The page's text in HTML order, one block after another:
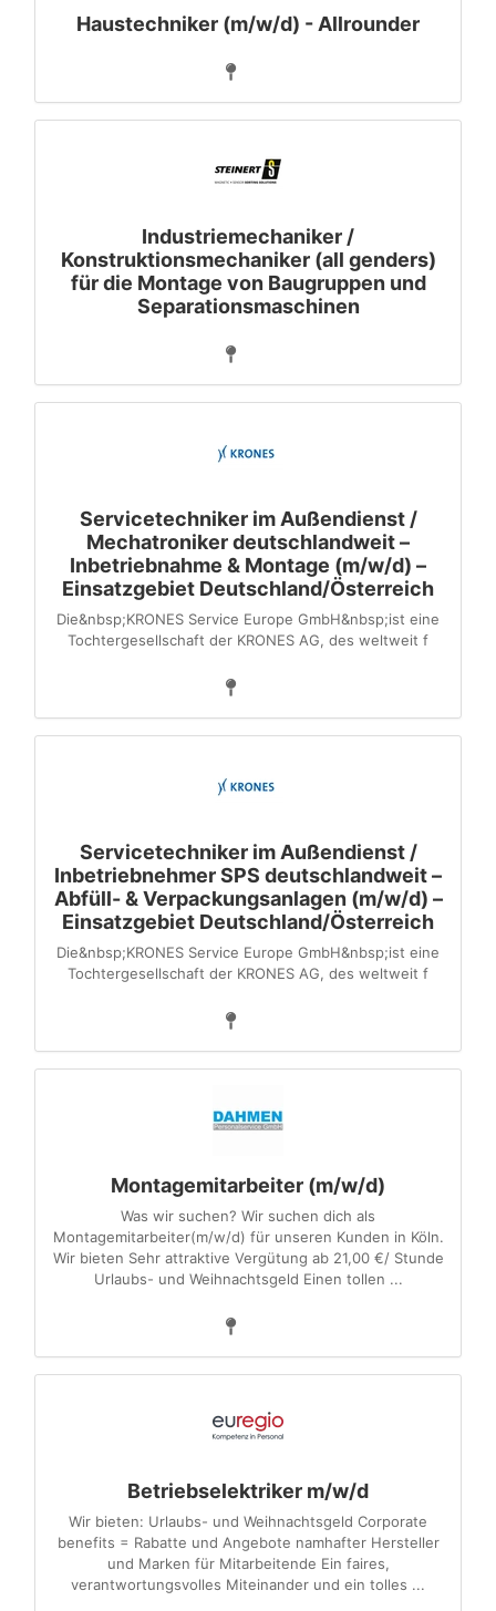
Haustechniker (m/w/d) - Allrounder
Industriemechaniker /
Konstruktionsmechaniker (all genders)
für die Montage von Baugruppen und
Separationsmaschinen
Servicetechniker im Außendienst /
Mechatroniker deutschlandweit –
Inbetriebnahme & Montage (m/w/d) –
Einsatzgebiet Deutschland/Österreich
Die&nbsp;KRONES Service Europe GmbH&nbsp;ist eine
Tochter­gesellschaft der KRONES AG, des weltweit f
Servicetechniker im Außendienst /
Inbetriebnehmer SPS deutschlandweit –
Abfüll- & Verpackungsanlagen (m/w/d) –
Einsatzgebiet Deutschland/Österreich
Die&nbsp;KRONES Service Europe GmbH&nbsp;ist eine
Tochter­gesellschaft der KRONES AG, des weltweit f
Montagemitarbeiter (m/w/d)
Was wir suchen? Wir suchen dich als
Montagemitarbeiter(m/w/d) für unseren Kunden in Köln.
Wir bieten Sehr attraktive Vergütung ab 21,00 €/ Stunde
Urlaubs- und Weihnachtsgeld Einen tollen ...
Betriebselektriker m/w/d
Wir bieten: Urlaubs- und Weihnachtsgeld Corporate
benefits = Rabatte und Angebote namhafter Hersteller
und Marken für Mitarbeitende Ein faires,
verantwortungsvolles Miteinander und ein tolles ...